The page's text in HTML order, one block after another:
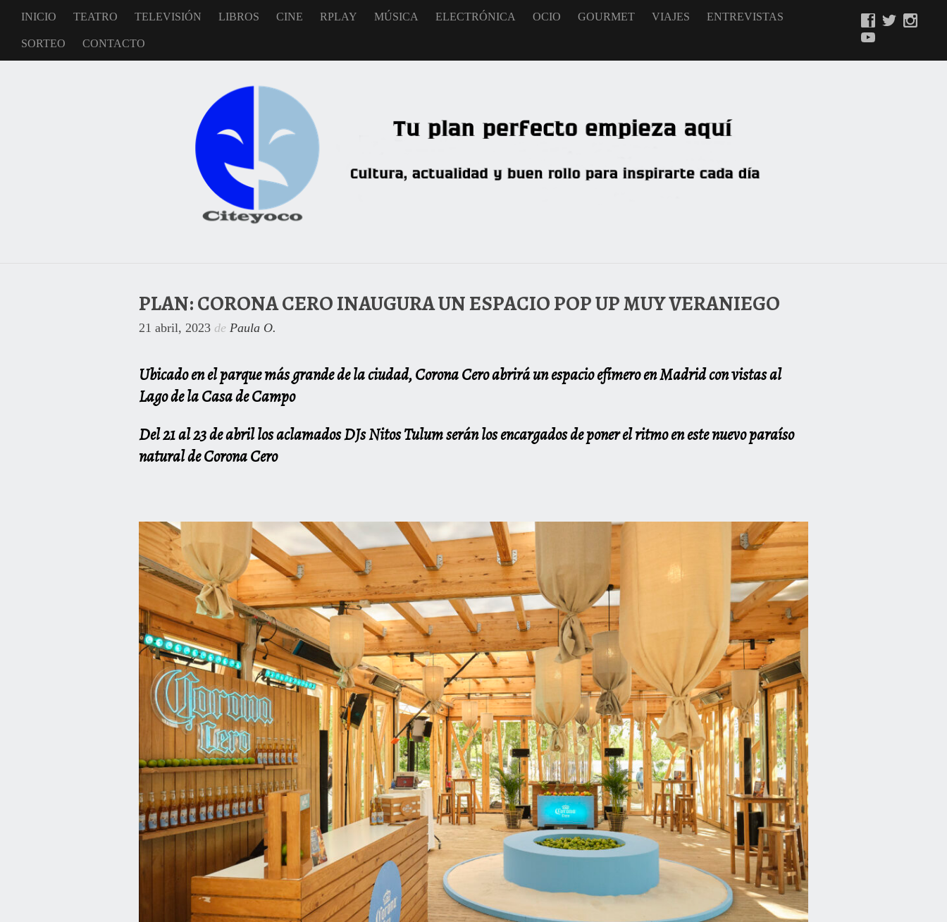
INICIO TEATRO TELEVISIÓN LIBROS CINE RPLAY MÚSICA ELECTRÓNICA OCIO GOURMET VIAJES ENTREVISTAS
SORTEO CONTACTO
PLAN: CORONA CERO INAUGURA UN ESPACIO POP UP MUY VERANIEGO
21 abril, 2023 de Paula O.
Ubicado en el parque más grande de la ciudad, Corona Cero abrirá un espacio efímero en Madrid con vistas al
Lago de la Casa de Campo
Del 21 al 23 de abril los aclamados DJs Nitos Tulum serán los encargados de poner el ritmo en este nuevo paraíso
natural de Corona Cero